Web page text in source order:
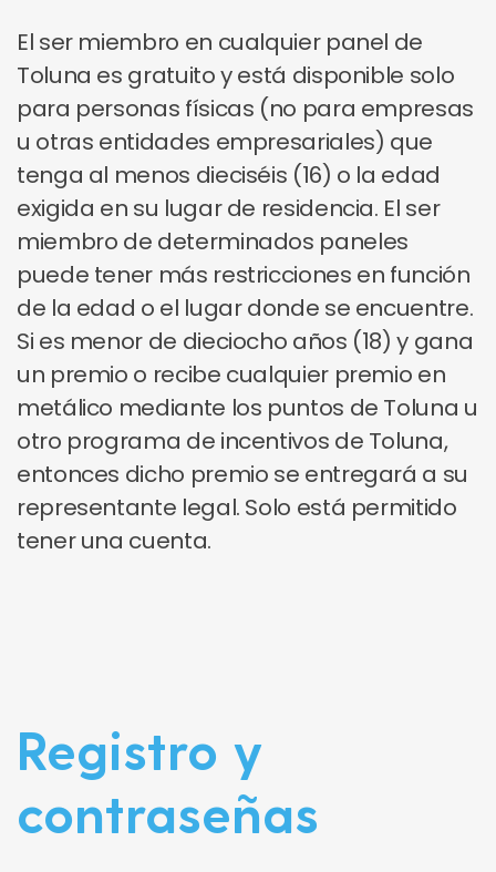
El ser miembro en cualquier panel de
Toluna es gratuito y está disponible solo
para personas físicas (no para empresas
u otras entidades empresariales) que
tenga al menos dieciséis (16) o la edad
exigida en su lugar de residencia. El ser
miembro de determinados paneles
puede tener más restricciones en función
de la edad o el lugar donde se encuentre.
Si es menor de dieciocho años (18) y gana
un premio o recibe cualquier premio en
metálico mediante los puntos de Toluna u
otro programa de incentivos de Toluna,
entonces dicho premio se entregará a su
representante legal. Solo está permitido
tener una cuenta.
Registro y
contraseñas